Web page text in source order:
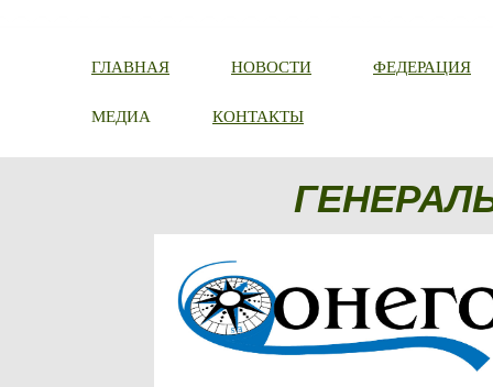
ГЛАВНАЯ НОВОСТИ ФЕДЕРАЦИЯ
МЕДИА КОНТАКТЫ